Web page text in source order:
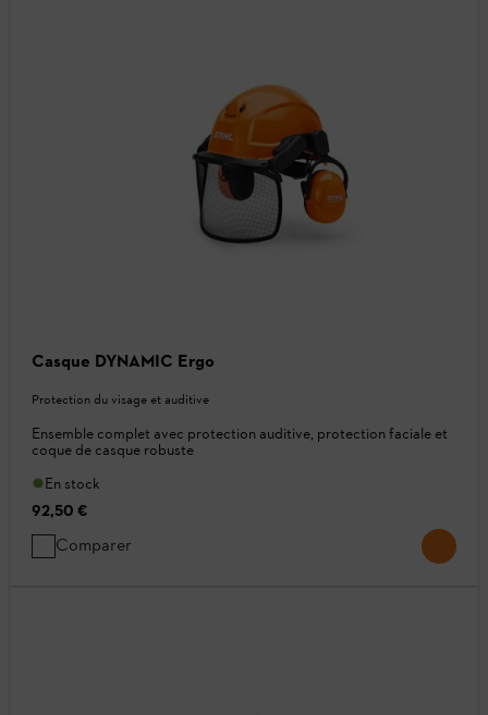
Casque DYNAMIC Ergo
Protection du visage et auditive
Ensemble complet avec protection auditive, protection faciale et
coque de casque robuste
En stock
92,50 €
Comparer